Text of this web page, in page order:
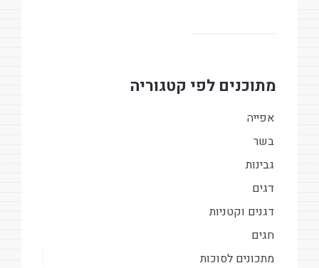
מתוכנים לפי קטגוריה
אפייה
בשר
גבינות
דגים
דגנים וקטניות
חגים
מתכונים לסוכות